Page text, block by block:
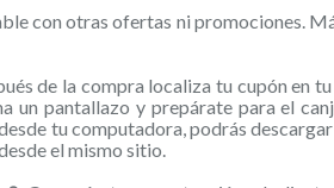
con otras ofertas ni promociones.
de la compra localiza tu cupón en
un pantallazo y prepárate para el
tu computadora, podrás
el mismo sitio.